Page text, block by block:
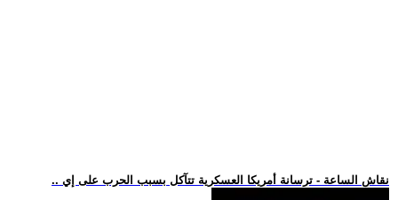
.. نقاش الساعة - ترسانة أمريكا العسكرية تتآكل بسبب الحرب على إي